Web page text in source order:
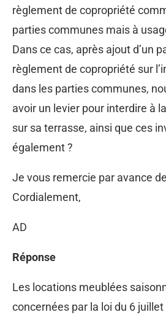
règlement de copropriété
parties communes mais à
Dans ce cas, après ajout d’un
règlement de copropriété sur
dans les parties communes,
avoir un levier pour interdire à
sur sa terrasse, ainsi que ces
également ?
Je vous remercie par avance
Cordialement,
AD
Réponse
Les locations meublées
concernées par la loi du 6 juillet